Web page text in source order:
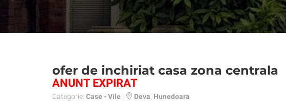
ofer de inchiriat casa zona centrala
ANUNT EXPIRAT
Categorie: Case - Vile | Deva Hunedoara